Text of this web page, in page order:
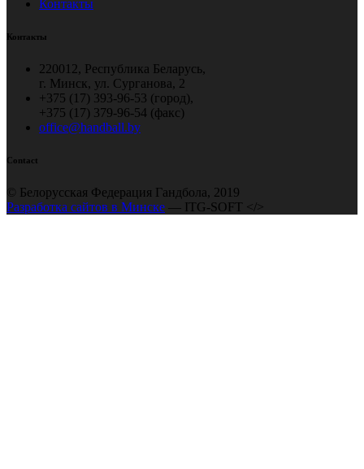
Контакты
Контакты
220012, Республика Беларусь,
г. Минск, ул. Сурганова, 2
+375 (17) 393-96-53 (город),
+375 (17) 379-96-54 (факс)
office@handball.by
Contact
© Белорусская Федерация Гандбола, 2019
Разработка сайтов в Минске — ITG-SOFT </>